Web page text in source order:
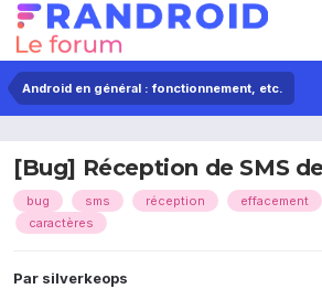
Android en général : fonctionnement, etc.
[Bug] Réception de SMS
bug sms réception effacement
caractères
Par silverkeops